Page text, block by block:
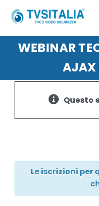
WEBINAR
AJAX
Questo
Le iscrizioni per